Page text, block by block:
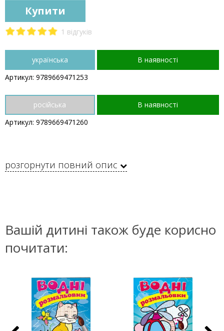
Купити
1 відгуків
українська
В наявності
Артикул: 9789669471253
російська
В наявності
Артикул: 9789669471260
розгорнути повний опис
Вашій дитині також буде корисно
почитати: